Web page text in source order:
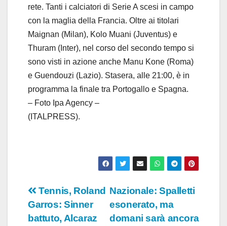
rete. Tanti i calciatori di Serie A scesi in campo
con la maglia della Francia. Oltre ai titolari
Maignan (Milan), Kolo Muani (Juventus) e
Thuram (Inter), nel corso del secondo tempo si
sono visti in azione anche Manu Kone (Roma)
e Guendouzi (Lazio). Stasera, alle 21:00, è in
programma la finale tra Portogallo e Spagna.
– Foto Ipa Agency –
(ITALPRESS).
Navigazione
articoli
Nazionale: Spalletti
esonerato, ma
domani sarà ancora
Tennis, Roland
Garros: Sinner
battuto, Alcaraz